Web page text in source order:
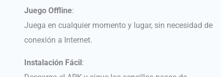
Juego Offline:
Juega en cualquier momento y lugar, sin necesidad de
conexión a Internet.
Instalación Fácil :